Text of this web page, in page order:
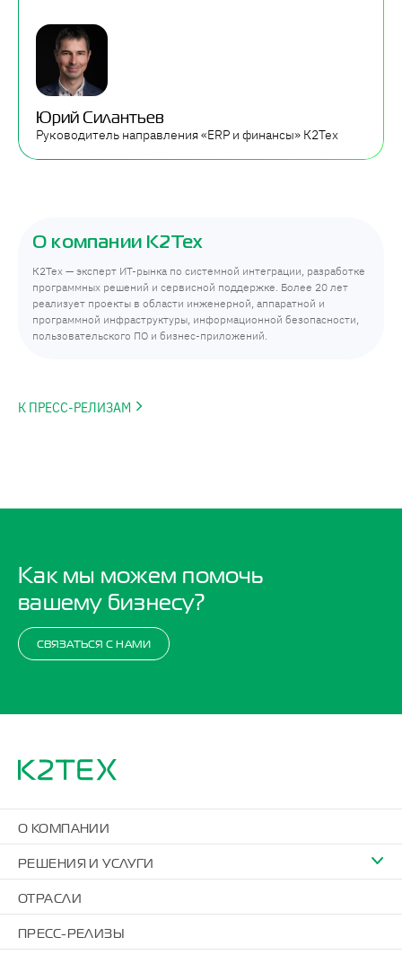
Юрий Силантьев
Руководитель направления «ERP и финансы» К2Тех
О компании К2Тех
К2Тех — эксперт ИТ-рынка по системной интеграции, разработке
программных решений и сервисной поддержке. Более 20 лет
реализует проекты в области инженерной, аппаратной и
программной инфраструктуры, информационной безопасности,
пользовательского ПО и бизнес-приложений.
К ПРЕСС-РЕЛИЗАМ
Как мы можем помочь
вашему бизнесу?
СВЯЗАТЬСЯ С НАМИ
О КОМПАНИИ
РЕШЕНИЯ И УСЛУГИ
ОТРАСЛИ
ПРЕСС-РЕЛИЗЫ